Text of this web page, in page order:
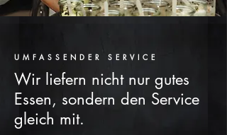
UMFASSENDER SERVICE
Wir liefern nicht nur gutes
Essen, sondern den Service
gleich mit.